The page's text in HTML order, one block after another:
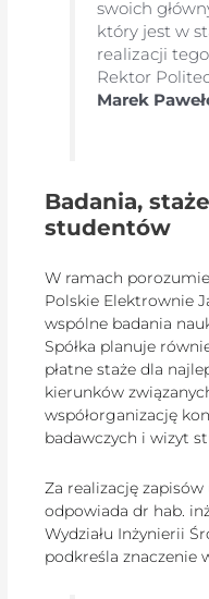
swoich
który jest w
realizacji
Rektor
Marek
Badania,
studentów
W ramach
Polskie Elektrownie
wspólne badania
Spółka planuje
płatne staże dla
kierunków
współorganizację
badawczych i wizyt
Za realizację
odpowiada dr hab.
Wydziału Inżynierii
podkreśla znaczenie